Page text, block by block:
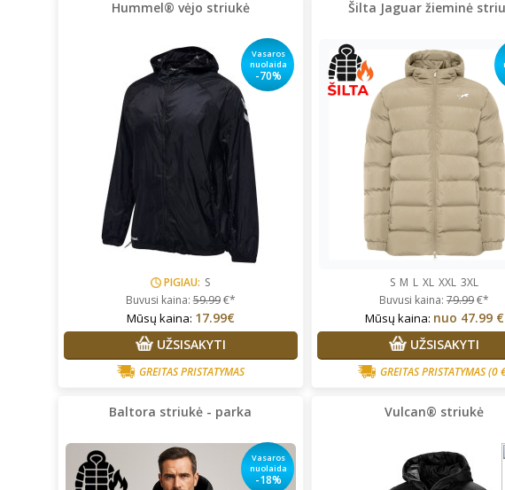
Hummel® vėjo striukė
Vasaros
nuolaida
-70%
PIGIAU: S
Buvusi kaina:59.99€*
Mūsų kaina: 17.99€
UŽSISAKYTI
GREITAS PRISTATYMAS
Šilta Jaguar žieminė
S M L XL XXL 3XL
Buvusi kaina:79.99€*
Mūsų kaina: nuo 47.99 €
UŽSISAKYTI
GREITAS PRISTATYMAS(0
Baltora striukė - parka
Vasaros
nuolaida
-18%
Vulcan® striukė